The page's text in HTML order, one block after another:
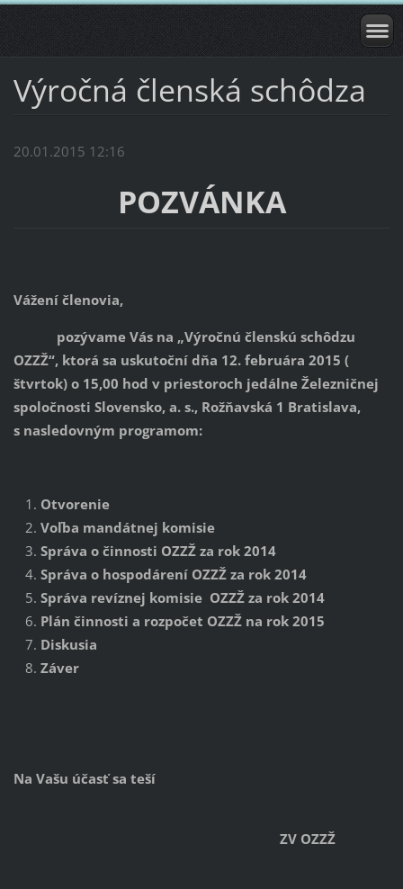
Výročná členská schôdza
20.01.2015 12:16
POZVÁNKA
Vážení členovia,
pozývame Vás na „Výročnú členskú schôdzu
OZZŽ“, ktorá sa uskutoční dňa 12. februára 2015 (
štvrtok) o 15,00 hod v priestoroch jedálne Železničnej
spoločnosti Slovensko, a. s., Rožňavská 1 Bratislava,
s nasledovným programom:
Otvorenie
Voľba mandátnej komisie
Správa o činnosti OZZŽ za rok 2014
Správa o hospodárení OZZŽ za rok 2014
Správa revíznej komisie OZZŽ za rok 2014
Plán činnosti a rozpočet OZZŽ na rok 2015
Diskusia
Záver
Na Vašu účasť sa teší
ZV OZZŽ